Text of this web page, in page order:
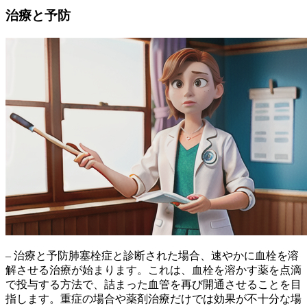
治療と予防
– 治療と予防肺塞栓症と診断された場合、 速やかに血栓を溶
解させる治療が始まります。これは、血栓を溶かす薬を点滴
で投与する方法で、詰まった血管を再び開通させることを目
指します。重症の場合や薬剤治療だけでは効果が不十分な場